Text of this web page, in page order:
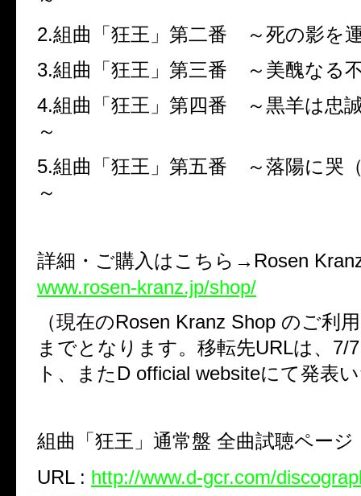
2.組曲「狂王」第二番 ～死の影を
3.組曲「狂王」第三番 ～美醜なる
4.組曲「狂王」第四番 ～黒羊は忠
～
5.組曲「狂王」第五番 ～落陽に哭
～
詳細・ご購入はこちら→Rosen
www.rosen-kranz.jp/shop/
（現在のRosen Kranz Shop のご利
までとなります。移転先URLは、7/
ト、またD official websiteにて発表
組曲「狂王」通常盤 全曲試聴ページ
URL : http://www.d-gcr.com/